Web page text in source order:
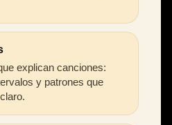
explican canciones:
y patrones que